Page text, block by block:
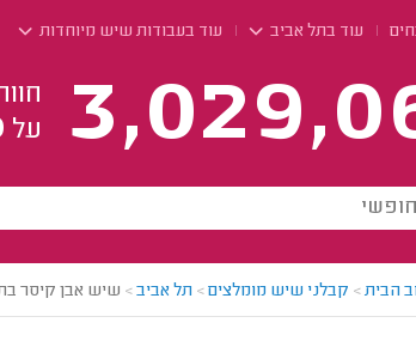
עוד בתל אביב עוד בעבודות שיש מיוחדות
על
הבית> קבלני שיש מומלצים> תל אביב> שיש אבן קיסר